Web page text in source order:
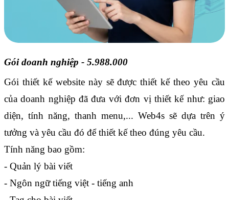
Gói doanh nghiệp - 5.988.000
Gói thiết kế website này sẽ được thiết kế theo yêu cầu
của doanh nghiệp đã đưa với đơn vị thiết kế như: giao
diện, tính năng, thanh menu,... Web4s sẽ dựa trên ý
tưởng và yêu cầu đó để thiết kế theo đúng yêu cầu.
Tính năng bao gồm:
- Quản lý bài viết
- Ngôn ngữ tiếng việt - tiếng anh